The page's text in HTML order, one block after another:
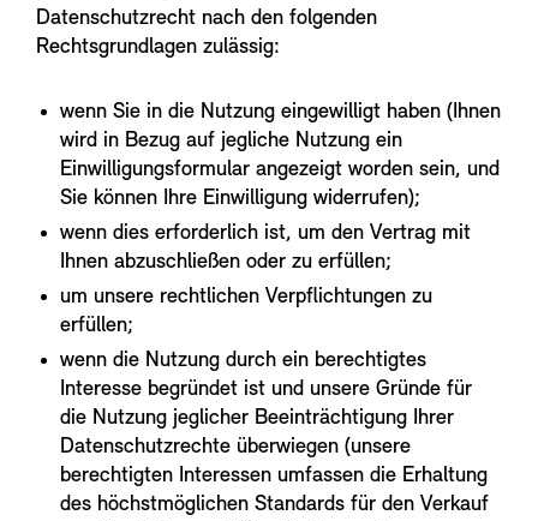
Datenschutzrecht nach den folgenden
Rechtsgrundlagen zulässig:
wenn Sie in die Nutzung eingewilligt haben (Ihnen
wird in Bezug auf jegliche Nutzung ein
Einwilligungsformular angezeigt worden sein, und
Sie können Ihre Einwilligung widerrufen);
wenn dies erforderlich ist, um den Vertrag mit
Ihnen abzuschließen oder zu erfüllen;
um unsere rechtlichen Verpflichtungen zu
erfüllen;
wenn die Nutzung durch ein berechtigtes
Interesse begründet ist und unsere Gründe für
die Nutzung jeglicher Beeinträchtigung Ihrer
Datenschutzrechte überwiegen (unsere
berechtigten Interessen umfassen die Erhaltung
des höchstmöglichen Standards für den Verkauf